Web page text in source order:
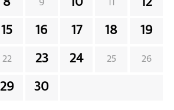
8 9 10 11 12
15 16 17 18 19
22 23 24 25 26
29 30